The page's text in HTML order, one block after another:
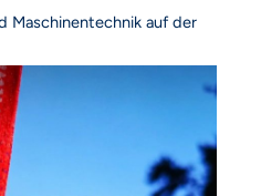
Maschinentechnik auf der